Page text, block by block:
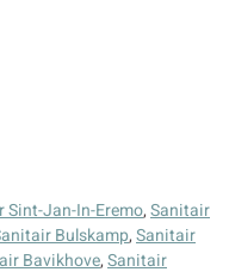
Sint-Jan-In-Eremo,Sanitair
Bulskamp,Sanitair
Bavikhove,Sanitair